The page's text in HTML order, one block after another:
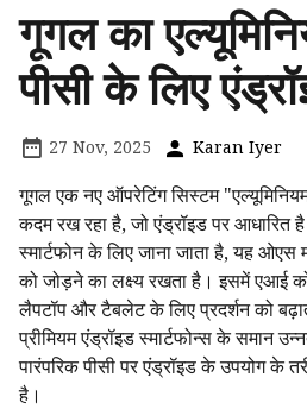
गूगल का
पीसी के लिए
27 Nov, 2025 Karan Iyer
गूगल एक नए ऑपरेटिंग सिस्टम
कदम रख रहा है, जो एंड्रॉइड पर
स्मार्टफोन के लिए जाना जाता है, यह
को जोड़ने का लक्ष्य रखता है। इसमें एआई
लैपटॉप और टैबलेट के लिए प्रदर्शन को
प्रीमियम एंड्रॉइड स्मार्टफोन्स के समान
पारंपरिक पीसी पर एंड्रॉइड के उपयोग के
है।